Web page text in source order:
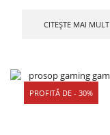
CITEȘTE MAI MULT
PROFITĂ DE - 30%